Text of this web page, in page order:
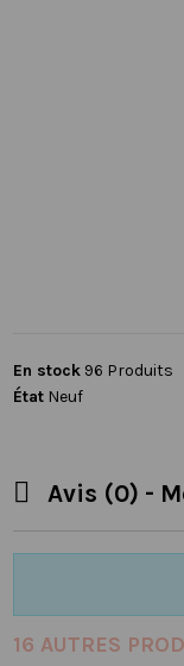
En stock 96 Produits
État Neuf
 Avis (0) -
16 AUTRES